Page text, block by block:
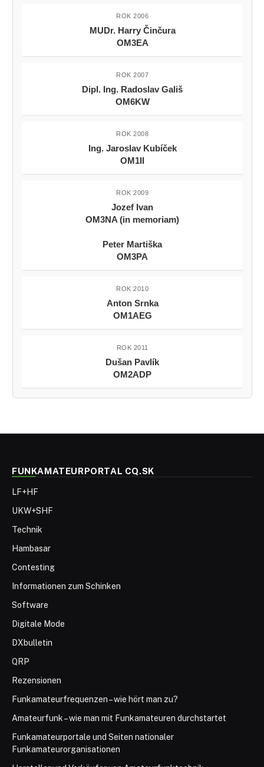
ROK 2006
MUDr. Harry Činčura
OM3EA
ROK 2007
Dipl. Ing. Radoslav Gališ
OM6KW
ROK 2008
Ing. Jaroslav Kubíček
OM1II
ROK 2009
Jozef Ivan
OM3NA (in memoriam)
Peter Martiška
OM3PA
ROK 2010
Anton Srnka
OM1AEG
ROK 2011
Dušan Pavlík
OM2ADP
FUNKAMATEURPORTAL CQ.SK
LF+HF
UKW+SHF
Technik
Hambasar
Contesting
Informationen zum Schinken
Software
Digitale Mode
DXbulletin
QRP
Rezensionen
Funkamateurfrequenzen – wie hört man zu?
Amateurfunk – wie man mit Funkamateuren durchstartet
Funkamateurportale und Seiten nationaler
Funkamateurorganisationen